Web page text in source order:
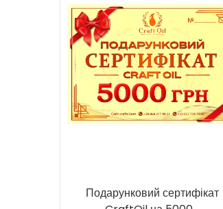
Подарунковий сертифікат